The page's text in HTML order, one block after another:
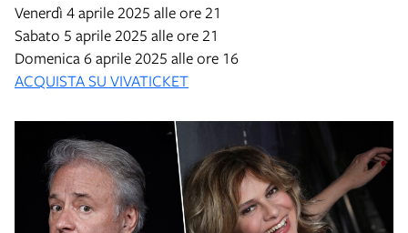
Venerdì 4 aprile 2025 alle ore 21
Sabato 5 aprile 2025 alle ore 21
Domenica 6 aprile 2025 alle ore 16
ACQUISTA SU VIVATICKET